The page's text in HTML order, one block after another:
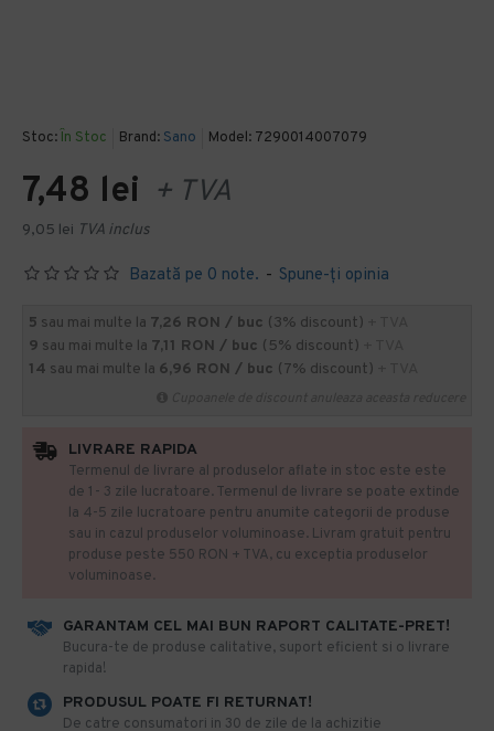
Stoc: În Stoc Brand: Sano Model: 7290014007079
Bazată pe 0 note. - Spune-ţi opinia
7,48 lei + TVA
9,05 lei TVA inclus
5 sau mai multe la 7,26 RON / buc (3% discount)
9 sau mai multe la 7,11 RON / buc (5% discount)
14 sau mai multe la 6,96 RON / buc (7% discount)
GARANTAM CEL MAI BUN RAPORT CALITATE-PRET!
​Bucura-te de produse calitative, suport eficient si o livrare
rapida!
PRODUSUL POATE FI RETURNAT!
De catre consumatori in 30 de zile de la achizitie
LIVRARE RAPIDA
Termenul de livrare al produselor aflate in stoc este este
de 1- 3 zile lucratoare. Termenul de livrare se poate extinde
la 4-5 zile lucratoare pentru anumite categorii de produse
sau in cazul produselor voluminoase. Livram gratuit pentru
produse peste 550 RON + TVA, cu exceptia produselor
voluminoase.